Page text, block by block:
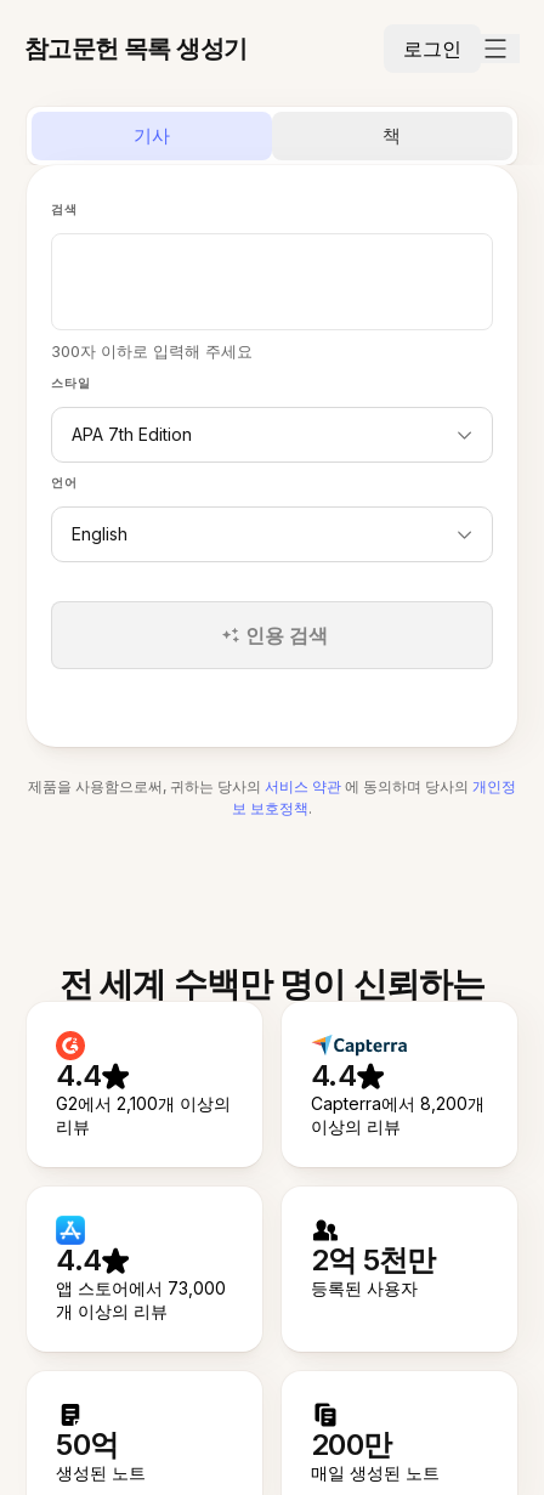
참고문헌 목록 생성기 로그인
기사 책
스타일
APA 7th Edition
언어
English
검색
300자 이하로 입력해 주세요
인용 검색
제품을 사용함으로써, 귀하는 당사의 서비스 약관 에 동의하며 당사의 개인정
보 보호정책.
전 세계 수백만 명이 신뢰하는
4.4
G2에서 2,100개 이상의
리뷰
4.4
Capterra에서 8,200개
이상의 리뷰
4.4
앱 스토어에서 73,000
개 이상의 리뷰
2억 5천만
등록된 사용자
50억
생성된 노트
200만
매일 생성된 노트